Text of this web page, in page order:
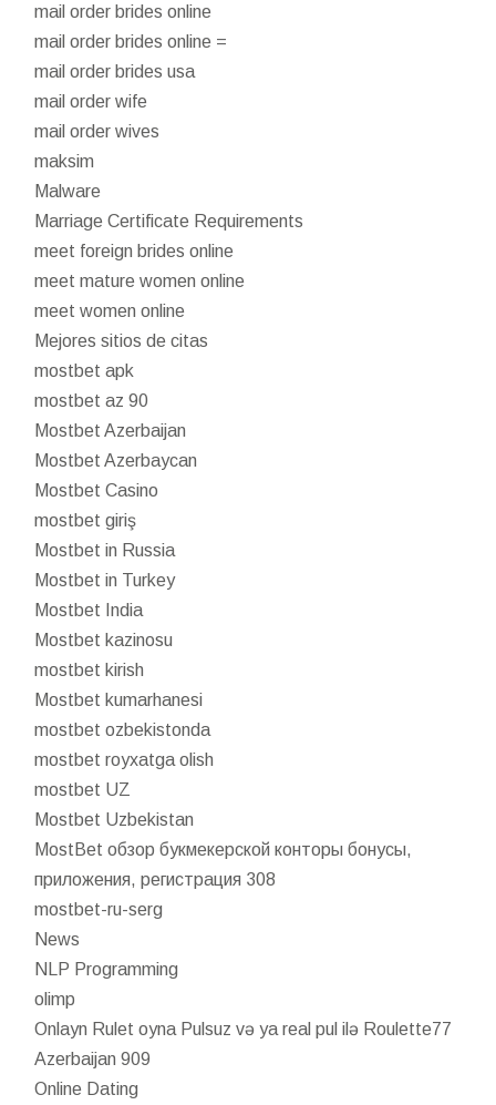
mail order brides online
mail order brides online =
mail order brides usa
mail order wife
mail order wives
maksim
Malware
Marriage Certificate Requirements
meet foreign brides online
meet mature women online
meet women online
Mejores sitios de citas
mostbet apk
mostbet az 90
Mostbet Azerbaijan
Mostbet Azerbaycan
Mostbet Casino
mostbet giriş
Mostbet in Russia
Mostbet in Turkey
Mostbet India
Mostbet kazinosu
mostbet kirish
Mostbet kumarhanesi
mostbet ozbekistonda
mostbet royxatga olish
mostbet UZ
Mostbet Uzbekistan
MostBet обзор букмекерской конторы бонусы,
приложения, регистрация 308
mostbet-ru-serg
News
NLP Programming
olimp
Onlayn Rulet oyna Pulsuz və ya real pul ilə Roulette77
Azerbaijan 909
Online Dating